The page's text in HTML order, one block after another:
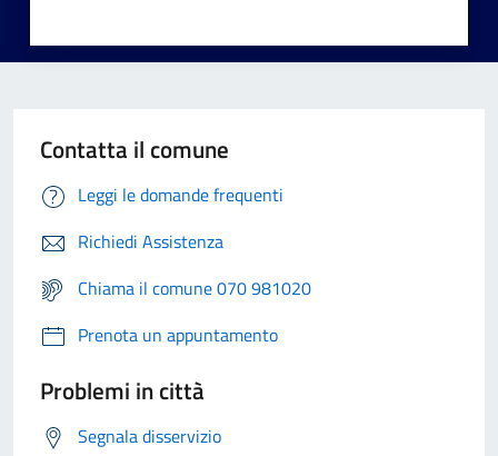
Contatta il comune
Leggi le domande frequenti
Richiedi Assistenza
Chiama il comune 070 981020
Prenota un appuntamento
Problemi in città
Segnala disservizio